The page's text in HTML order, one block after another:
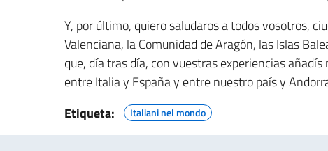
Y, por último, quiero saludaros a todos vosotros,
Valenciana, la Comunidad de Aragón, las Islas
que, día tras día, con vuestras experiencias
entre Italia y España y entre nuestro país y
Etiqueta:
Italiani nel mondo